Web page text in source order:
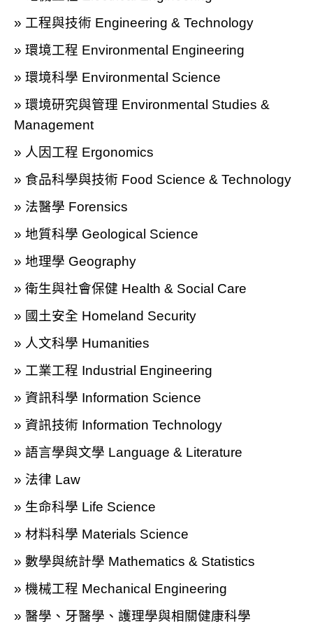
» 工程與技術 Engineering & Technology
» 環境工程 Environmental Engineering
» 環境科學 Environmental Science
» 環境研究與管理 Environmental Studies &
Management
» 人因工程 Ergonomics
» 食品科學與技術 Food Science & Technology
» 法醫學 Forensics
» 地質科學 Geological Science
» 地理學 Geography
» 衛生與社會保健 Health & Social Care
» 國土安全 Homeland Security
» 人文科學 Humanities
» 工業工程 Industrial Engineering
» 資訊科學 Information Science
» 資訊技術 Information Technology
» 語言學與文學 Language & Literature
» 法律 Law
» 生命科學 Life Science
» 材料科學 Materials Science
» 數學與統計學 Mathematics & Statistics
» 機械工程 Mechanical Engineering
» 醫學、牙醫學、護理學與相關健康科學